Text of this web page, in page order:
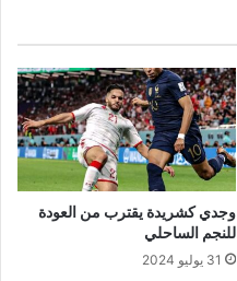
وجدي كشريدة يقترب من العودة
للنجم الساحلي
31 يوليو 2024